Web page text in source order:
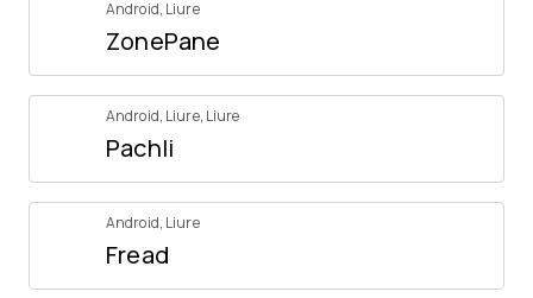
Android, Liure
ZonePane
Android, Liure, Liure
Pachli
Android, Liure
Fread